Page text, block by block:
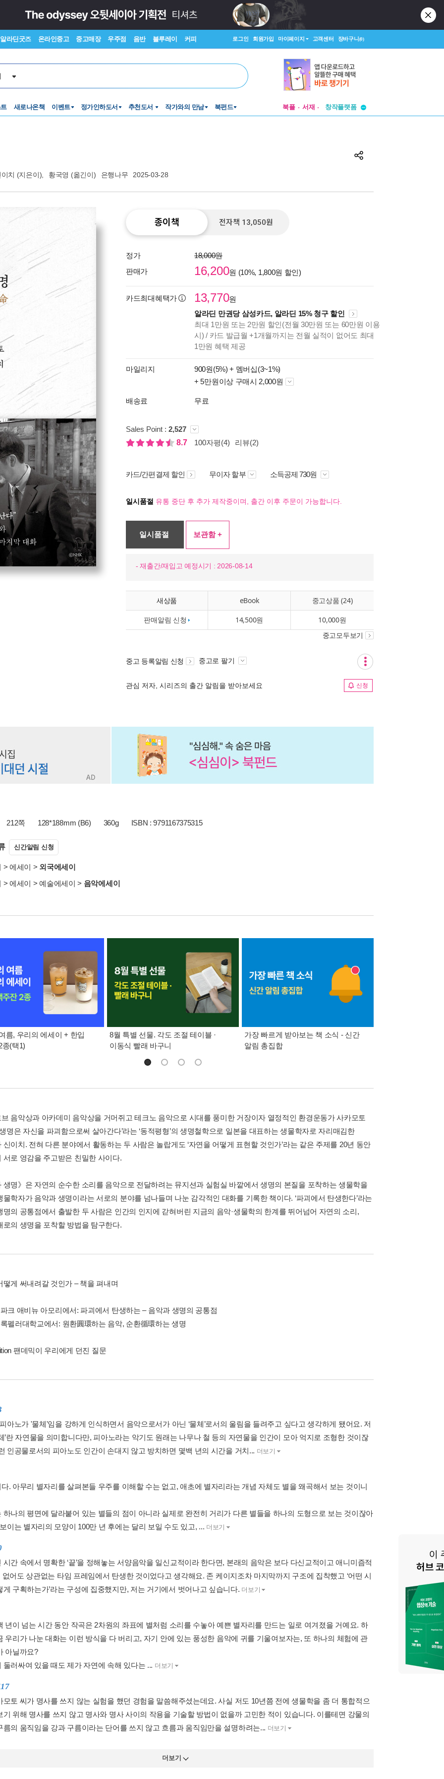
알라딘굿즈 온라인중고 중고매장 우주점 음반 블루레이 커피 로그인 회원가입 마이페이지 고객센터 장바구니(0)
새로나온책 이벤트 정가인하도서 추천도서 작가와의 만남 북펀드 북플 서재
창작플랫폼
치 (지은이), 황국영 (옮긴이) 은행나무 2025-03-28
종이책 전자책 13,050원
정가
18,000원
판매가
16,200원 (10%, 1,800원 할인)
카드최대혜택가 13,770원
알라딘 만권당 삼성카드, 알라딘 15% 청구 할인
최대 1만원 또는 2만원 할인(전월 30만원 또는 60만원 이용
시) / 카드 발급월 +1개월까지는 전월 실적이 없어도 최대
1만원 혜택 제공
마일리지 900원(5%) + 멤버십(3~1%)
+ 5만원이상 구매시 2,000원
배송료 무료
Sales Point : 2,527
8.7
100자평(4) 리뷰(2)
카드/간편결제 할인 무이자 할부 소득공제 730원
일시품절 유통 중단 후 추가 제작중이며, 출간 이후 주문이 가능합니다.
일시품절 보관함 +
- 재출간/재입고 예정시기 : 2026-08-14
새상품 eBook 중고상품 (24)
판매알림 신청 14,500원 10,000원
중고모두보기
중고 등록알림 신청 중고로 팔기
관심 저자, 시리즈의 출간 알림을 받아보세요 신청
212쪽 128*188mm (B6) 360g ISBN : 9791167375315
신간알림 신청
> 에세이 > 외국에세이
> 에세이 > 예술에세이 > 음악에세이
름, 우리의 에세이 + 한입
종(택1)
8월 특별 선물. 각도 조절 테이블 ·
이동식 빨래 바구니
가장 빠르게 받아보는 책 소식 - 신간
알림 총집합
음악상과 아카데미 음악상을 거머쥐고 테크노 음악으로 시대를 풍미한 거장이자 열정적인 환경운동가 사카모토
명은 자신을 파괴함으로써 살아간다’라는 ‘동적평형’의 생명철학으로 일본을 대표하는 생물학자로 자리매김한
신이치. 전혀 다른 분야에서 활동하는 두 사람은 놀랍게도 ‘자연을 어떻게 표현할 것인가’라는 같은 주제를 20년 동안
서로 영감을 주고받은 친밀한 사이다.
생명》은 자연의 순수한 소리를 음악으로 전달하려는 뮤지션과 실험실 바깥에서 생명의 본질을 포착하는 생물학을
물학자가 음악과 생명이라는 서로의 분야를 넘나들며 나눈 감각적인 대화를 기록한 책이다. ‘파괴에서 탄생한다’라는
명의 공통점에서 출발한 두 사람은 인간의 인지에 갇혀버린 지금의 음악·생물학의 한계를 뛰어넘어 자연의 소리,
로의 생명을 포착할 방법을 탐구한다.
떻게 써내려갈 것인가 – 책을 펴내며
크 애비뉴 아모리에서: 파괴에서 탄생하는 – 음악과 생명의 공통점
펠러대학교에서: 원환圓環하는 음악, 순환循環하는 생명
팬데믹이 우리에게 던진 질문
아노가 '물체'임을 강하게 인식하면서 음악으로서가 아닌 ‘물체’로서의 울림을 들려주고 싶다고 생각하게 됐어요. 저
’란 자연물을 의미합니다만, 피아노라는 악기도 원래는 나무나 철 등의 자연물을 인간이 모아 억지로 조형한 것이잖
인공물로서의 피아노도 인간이 손대지 않고 방치하면 몇백 년의 시간을 거치... 더보기
. 아무리 별자리를 살펴본들 우주를 이해할 수는 없고, 애초에 별자리라는 개념 자체도 별을 왜곡해서 보는 것이니
하나의 평면에 달라붙어 있는 별들의 점이 아니라 실제로 완전히 거리가 다른 별들을 하나의 도형으로 보는 것이잖아
이는 별자리의 모양이 100만 년 후에는 달리 보일 수도 있고, ... 더보기
시간 속에서 명확한 ‘끝’을 정해놓는 서양음악을 일신교적이라 한다면, 본래의 음악은 보다 다신교적이고 애니미즘적
없어도 상관없는 타임 프레임에서 탄생한 것이었다고 생각해요. 존 케이지조차 마지막까지 구조에 집착했고 ‘어떤 시
게 구획하는가’라는 구성에 집중했지만, 저는 거기에서 벗어나고 싶습니다. 더보기
년이 넘는 시간 동안 작곡은 2차원의 좌표에 별처럼 소리를 수놓아 예쁜 별자리를 만드는 일로 여겨졌을 거예요. 하
우리가 나눈 대화는 이런 방식을 다 버리고, 자기 안에 있는 풍성한 음악에 귀를 기울여보자는, 또 하나의 체험에 관
아닐까요?
둘러싸여 있을 때도 제가 자연에 속해 있다는 ... 더보기
모토 씨가 명사를 쓰지 않는 실험을 했던 경험을 말씀해주셨는데요. 사실 저도 10년쯤 전에 생물학을 좀 더 통합적으
기 위해 명사를 쓰지 않고 명사와 명사 사이의 작용을 기술할 방법이 없을까 고민한 적이 있습니다. 이를테면 강물의
름의 움직임을 강과 구름이라는 단어를 쓰지 않고 흐름과 움직임만을 설명하려는... 더보기
더보기